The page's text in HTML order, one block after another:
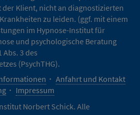
Klient, nicht an diagnostizierten
zu leiden. (ggf. mit einem
im Hypnose-Institut für
und psychologische Beratung
3 des
(PsychTHG).
Anfahrt und Kontakt
Impressum
Norbert Schick. Alle